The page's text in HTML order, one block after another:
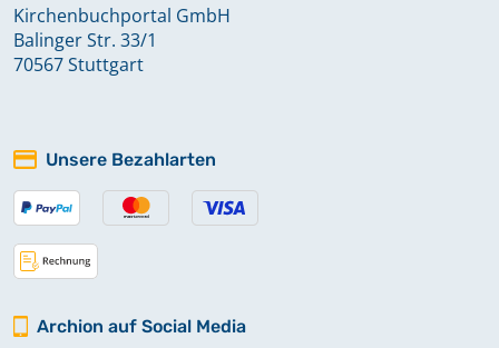
Kirchenbuchportal GmbH
Balinger Str. 33/1
70567 Stuttgart
Unsere Bezahlarten
Archion auf Social Media